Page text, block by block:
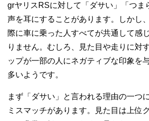
grヤリスRSに対して「ダサい」「つま
声を耳にすることがあります。しかし
際に車に乗った人すべてが共通して感
りません。むしろ、見た目や走りに対
ップが一部の人にネガティブな印象を
多いようです。
まず「ダサい」と言われる理由の一つ
ミスマッチがあります。見た目は上位